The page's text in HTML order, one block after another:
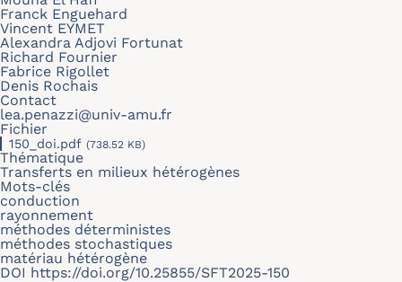
Franck Enguehard
Vincent EYMET
Alexandra Adjovi Fortunat
Richard Fournier
Fabrice Rigollet
Denis Rochais
Contact
lea.penazzi@univ-amu.fr
Fichier
150_doi.pdf (738.52 KB)
Thématique
Transferts en milieux hétérogènes
Mots-clés
conduction
rayonnement
méthodes déterministes
méthodes stochastiques
matériau hétérogène
DOI https://doi.org/10.25855/SFT2025-150